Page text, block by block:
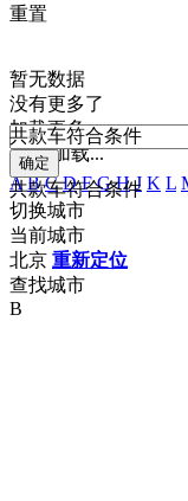
共款车符合条件
共款车符合条件
重置
暂无数据
没有更多了
加载更多
正在加载...
A B C D F G H J K L
切换城市
当前城市
北京 重新定位
查找城市
B